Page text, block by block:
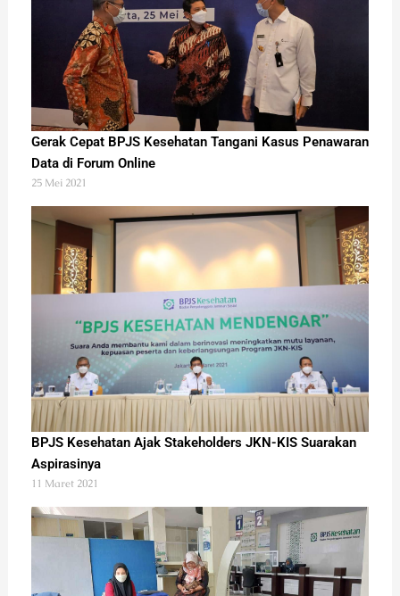
Gerak Cepat BPJS Kesehatan Tangani Kasus Penawaran
Data di Forum Online
25 Mei 2021
BPJS Kesehatan Ajak Stakeholders JKN-KIS Suarakan
Aspirasinya
11 Maret 2021